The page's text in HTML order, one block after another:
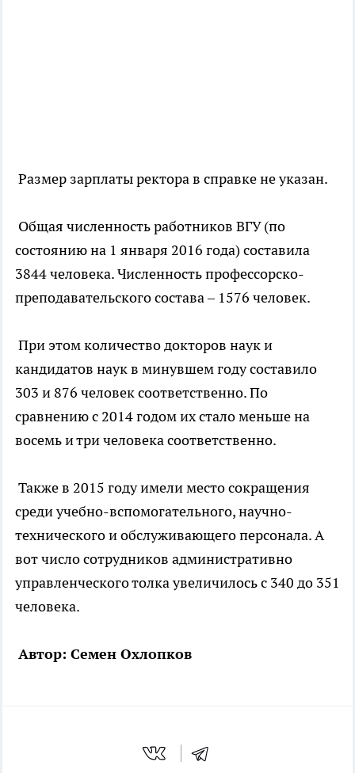
Размер зарплаты ректора в справке не указан.
Общая численность работников ВГУ (по
состоянию на 1 января 2016 года) составила
3844 человека. Численность профессорско-
преподавательского состава – 1576 человек.
При этом количество докторов наук и
кандидатов наук в минувшем году составило
303 и 876 человек соответственно. По
сравнению с 2014 годом их стало меньше на
восемь и три человека соответственно.
Также в 2015 году имели место сокращения
среди учебно-вспомогательного, научно-
технического и обслуживающего персонала. А
вот число сотрудников административно
управленческого толка увеличилось с 340 до 351
человека.
Автор: Семен Охлопков